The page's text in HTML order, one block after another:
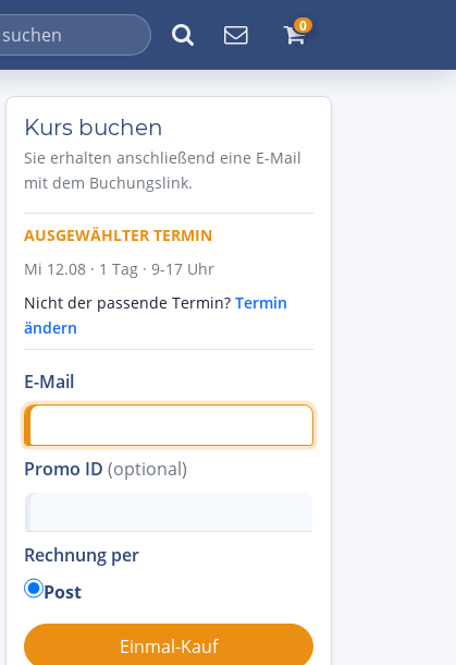
0
Kurs buchen
Sie erhalten anschließend eine E-Mail
mit dem Buchungslink.
AUSGEWÄHLTER TERMIN
Mi 12.08 · 1 Tag · 9-17 Uhr
Nicht der passende Termin? Termin
ändern
E-Mail
Promo ID (optional)
Rechnung per
Post